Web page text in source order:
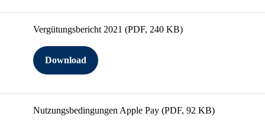
Vergütungsbericht 2021 (PDF, 240 KB)
Download
Nutzungsbedingungen Apple Pay (PDF, 92 KB)